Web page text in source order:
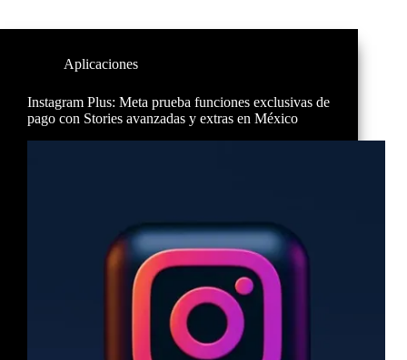
Aplicaciones
Instagram Plus: Meta prueba funciones exclusivas de
pago con Stories avanzadas y extras en México